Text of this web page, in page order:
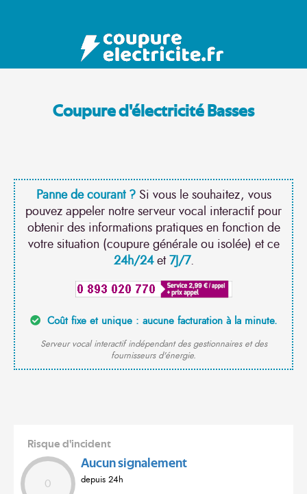
Coupure d'électricité Basses
Panne de courant ?Si vous le souhaitez, vous
pouvez appeler notre serveur vocal interactif pour
obtenir des informations pratiques en fonction de
votre situation (coupure générale ou isolée) et ce
24h/24et7J/7.
Coût fixe et unique : aucune facturation à la minute.
Serveur vocal interactif indépendant des gestionnaires et des
fournisseurs d'énergie.
Risque d'incident
0
Aucun signalement
depuis 24h